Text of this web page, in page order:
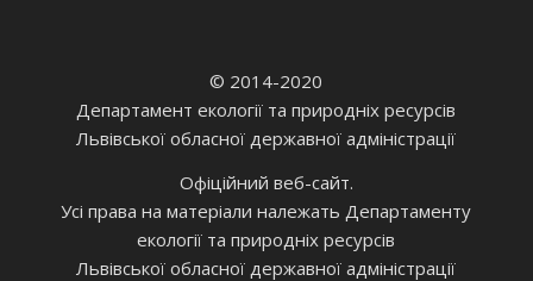
© 2014-2020
Департамент екології та природніх ресурсів
Львівської обласної державної адміністрації
Офіційний веб-сайт.
Усі права на матеріали належать Департаменту
екології та природніх ресурсів
Львівської обласної державної адміністрації